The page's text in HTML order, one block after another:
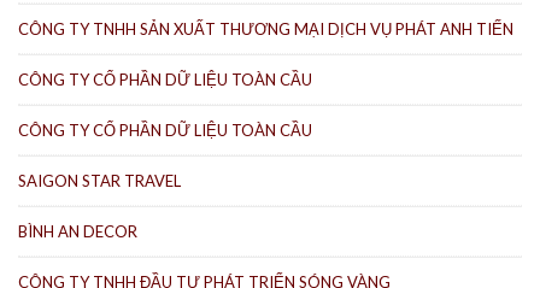
CÔNG TY TNHH SẢN XUẤT THƯƠNG MẠI DỊCH VỤ PHÁT ANH TIẾN
CÔNG TY CỔ PHẦN DỮ LIỆU TOÀN CẦU
CÔNG TY CỔ PHẦN DỮ LIỆU TOÀN CẦU
SAIGON STAR TRAVEL
BÌNH AN DECOR
CÔNG TY TNHH ĐẦU TƯ PHÁT TRIỂN SÓNG VÀNG